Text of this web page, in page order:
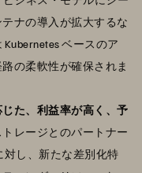
ナの導入が拡大するな
ベースのア
の柔軟性が確保されま
た、利益率が高く、予
トレージとのパートナー
対し、新たな差別化特